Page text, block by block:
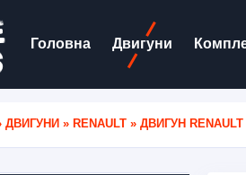
Головна Двигуни
ДВИГУНИ » RENAULT » ДВИГУН RENAULT